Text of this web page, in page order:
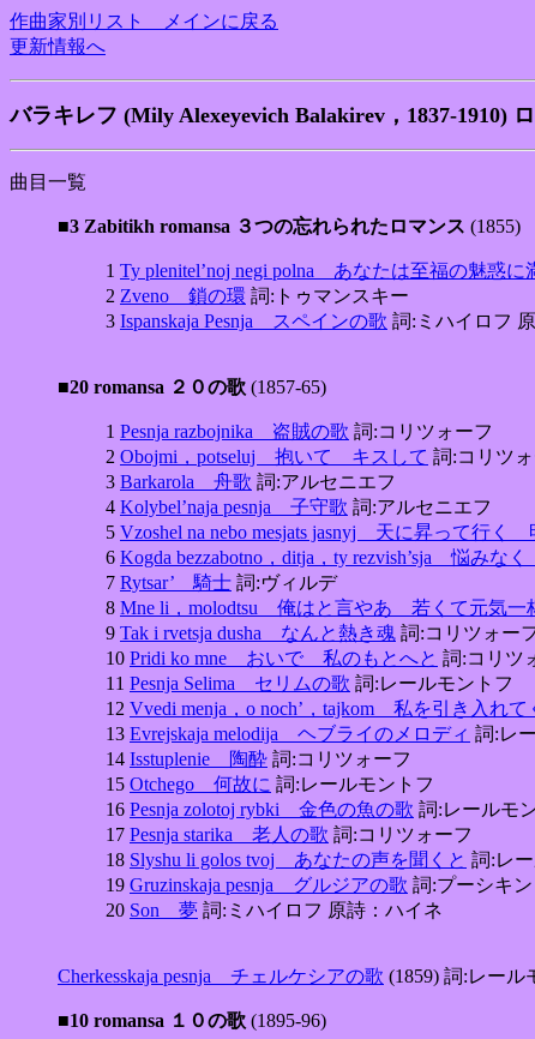
作曲家別リスト メインに戻る
更新情報へ
バラキレフ (Mily Alexeyevich Balakirev，1837-1910)
曲目一覧
■3 Zabitikh romansa ３つの忘れられたロマンス (1855)
1 Ty plenitel’noj negi polna あなたは至福の魅惑に
2 Zveno 鎖の環 詞:トゥマンスキー
3 Ispanskaja Pesnja スペインの歌 詞:ミハイロフ
■20 romansa ２０の歌 (1857-65)
1 Pesnja razbojnika 盗賊の歌 詞:コリツォーフ
2 Obojmi，potseluj 抱いて キスして 詞:コリツ
3 Barkarola 舟歌 詞:アルセニエフ
4 Kolybel’naja pesnja 子守歌 詞:アルセニエフ
5 Vzoshel na nebo mesjats jasnyj 天に昇って行く
6 Kogda bezzabotno，ditja，ty rezvish’sja 悩み
7 Rytsar’ 騎士 詞:ヴィルデ
8 Mne li，molodtsu 俺はと言やあ 若くて元気一
9 Tak i rvetsja dusha なんと熱き魂 詞:コリツォー
10 Pridi ko mne おいで 私のもとへと 詞:コリツ
11 Pesnja Selima セリムの歌 詞:レールモントフ
12 Vvedi menja，o noch’，tajkom 私を引き入
13 Evrejskaja melodija ヘブライのメロディ 詞:レ
14 Isstuplenie 陶酔 詞:コリツォーフ
15 Otchego 何故に 詞:レールモントフ
16 Pesnja zolotoj rybki 金色の魚の歌 詞:レールモ
17 Pesnja starika 老人の歌 詞:コリツォーフ
18 Slyshu li golos tvoj あなたの声を聞くと 詞:レ
19 Gruzinskaja pesnja グルジアの歌 詞:プーシキン
20 Son 夢 詞:ミハイロフ 原詩：ハイネ
Cherkesskaja pesnja チェルケシアの歌 (1859) 詞:レール
■10 romansa １０の歌 (1895-96)